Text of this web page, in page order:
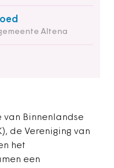
Altena
Binnenlandse
de Vereniging van
het
een